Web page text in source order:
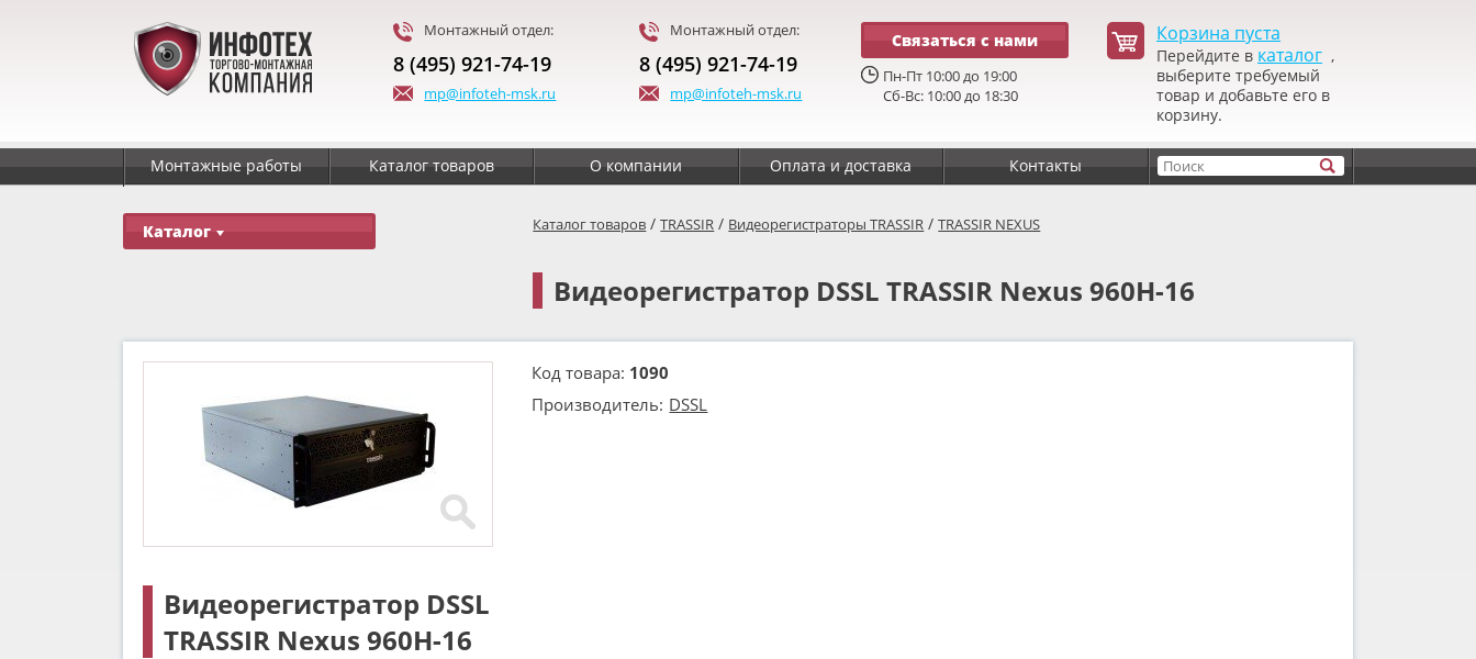
Монтажный отдел:
8 (495) 921-74-19
mp@infoteh-msk.ru
Монтажный отдел:
8 (495) 921-74-19
mp@infoteh-msk.ru
Связаться с нами
Пн-Пт 10:00 до 19:00
Сб-Вс: 10:00 до 18:30
Корзина пуста
Перейдите в каталог ,
выберите требуемый
товар и добавьте его в
корзину.
Монтажные работы Каталог товаров О компании Оплата и доставка Контакты
Каталог Каталог товаров /TRASSIR / Видеорегистраторы TRASSIR /TRASSIR NEXUS
Видеорегистратор DSSL TRASSIR Nexus 960H-16
Видеорегистратор DSSL
TRASSIR Nexus 960H-16
Код товара: 1090
Производитель: DSSL